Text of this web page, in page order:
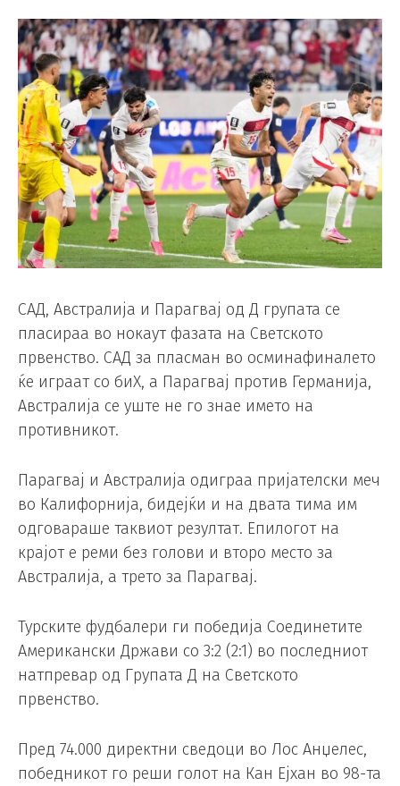
САД, Австралија и Парагвај од Д групата се
пласираа во нокаут фазата на Светското
првенство. САД за пласман во осминафиналето
ќе играат со биХ, а Парагвај против Германија,
Австралија се уште не го знае името на
противникот.
Парагвај и Австралија одиграа пријателски меч
во Калифорнија, бидејќи и на двата тима им
одговараше таквиот резултат. Епилогот на
крајот е реми без голови и второ место за
Австралија, а трето за Парагвај.
Турските фудбалери ги победија Соединетите
Американски Држави со 3:2 (2:1) во последниот
натпревар од Групата Д на Светското
првенство.
Пред 74.000 директни сведоци во Лос Анџелес,
победникот го реши голот на Кан Ејхан во 98-та